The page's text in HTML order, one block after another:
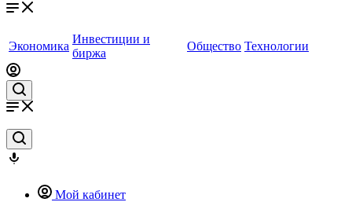
Экономика
Инвестиции и
биржа
Общество Технологии
Мой кабинет